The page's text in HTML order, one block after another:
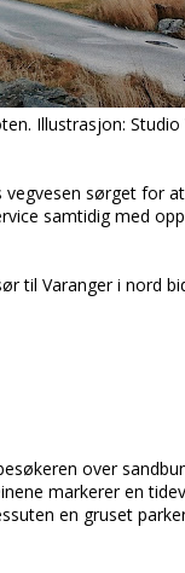
Illustrasjon:
sørget for
samtidig med
til Varanger i nord
over
markerer en
en gruset